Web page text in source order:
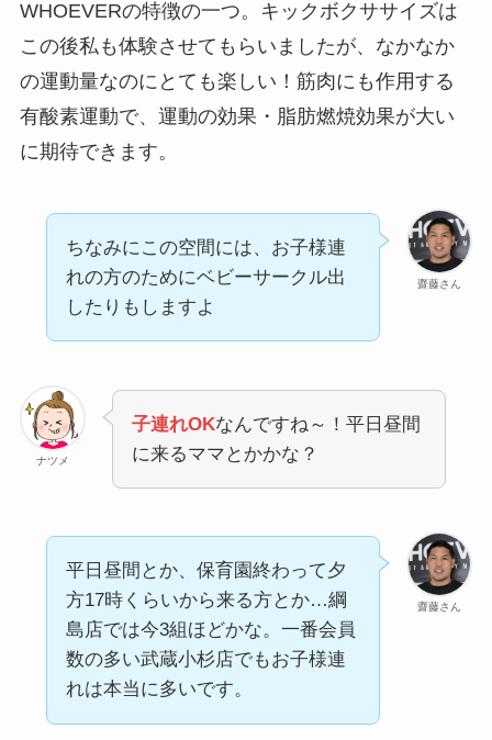
WHOEVERの特徴の一つ。キックボクササイズは
この後私も体験させてもらいましたが、なかなか
の運動量なのにとても楽しい！筋肉にも作用する
有酸素運動で、運動の効果・脂肪燃焼効果が大い
に期待できます。
齋藤さん
ちなみにこの空間には、お子様連
れの方のためにベビーサークル出
したりもしますよ
ナツメ
子連れOKなんですね～！平日昼間
に来るママとかかな？
齋藤さん
平日昼間とか、保育園終わって夕
方17時くらいから来る方とか…綱
島店では今3組ほどかな。一番会員
数の多い武蔵小杉店でもお子様連
れは本当に多いです。